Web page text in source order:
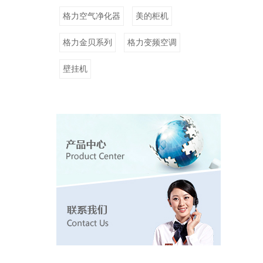
格力空气净化器 美的柜机
格力金贝系列 格力变频空调
壁挂机